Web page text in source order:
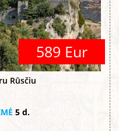
589 Eur
Rūsčiu
5 d.